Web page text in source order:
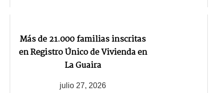
Más de 21.000 familias inscritas
en Registro Único de Vivienda en
La Guaira
julio 27, 2026